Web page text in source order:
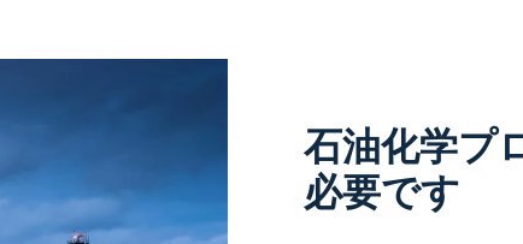
石油化学プ
必要です